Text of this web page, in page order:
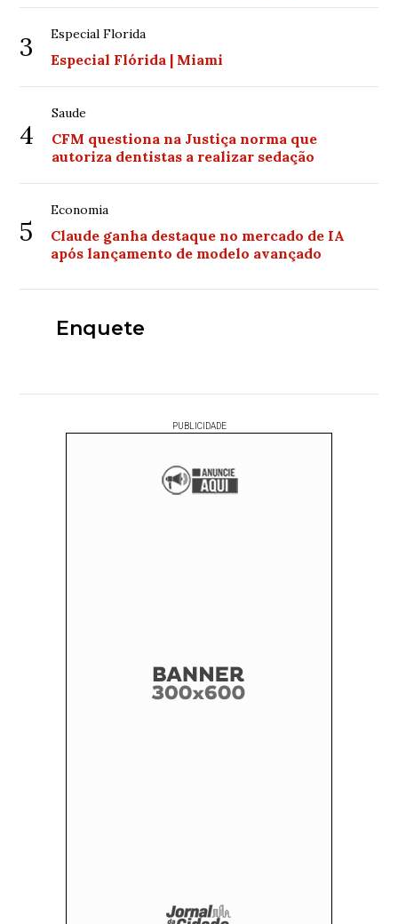
3 Especial Florida
Especial Flórida | Miami
4
Saude
CFM questiona na Justiça norma que
autoriza dentistas a realizar sedação
5
Economia
Claude ganha destaque no mercado de IA
após lançamento de modelo avançado
Enquete
PUBLICIDADE